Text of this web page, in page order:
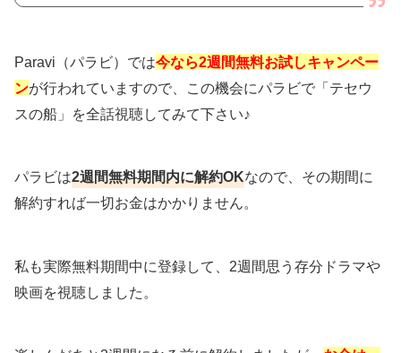
Paravi（パラビ）では今なら2週間無料お試しキャンペー
ンが行われていますので、この機会にパラビで「テセウ
スの船」を全話視聴してみて下さい♪
パラビは2週間無料期間内に解約OKなので、その期間に
解約すれば一切お金はかかりません。
私も実際無料期間中に登録して、2週間思う存分ドラマや
映画を視聴しました。